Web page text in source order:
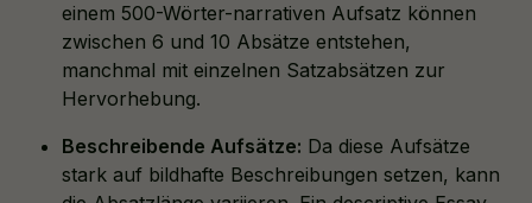
einem 500-Wörter-narrativen Aufsatz können
zwischen 6 und 10 Absätze entstehen,
manchmal mit einzelnen Satzabsätzen zur
Hervorhebung.
Beschreibende Aufsätze: Da diese Aufsätze
stark auf bildhafte Beschreibungen setzen, kann